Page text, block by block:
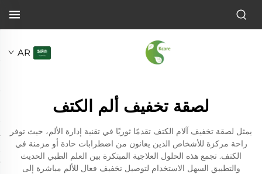
AR
لصقة تخفيف ألم الكتف
يمثل لصقة تخفيف آلام الكتف تقدمًا ثوريًا في تقنية إدارة الألم، حيث توفر
راحة مركزة للأشخاص الذين يعانون من اضطرابات حادة أو مزمنة في
الكتف. تجمع هذه الحلول العلاجية المبتكرة بين العلم الطبي الحديث
والتطبيق السهل الاستخدام لتوصيل تخفيف فعال للألم مباشرة إلى